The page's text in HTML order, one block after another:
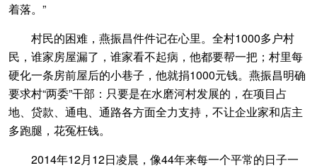
着落。”
村民的困难，燕振昌件件记在心里。全村1000多户村
民，谁家房屋漏了，谁家看不起病，他都要帮一把；村里每
硬化一条房前屋后的小巷子，他就捐1000元钱。燕振昌明确
要求村“两委”干部：只要是在水磨河村发展的，在项目占
地、贷款、通电、通路各方面全力支持，不让企业家和店主
多跑腿，花冤枉钱。
2014年12月12日凌晨，像44年来每一个平常的日子一